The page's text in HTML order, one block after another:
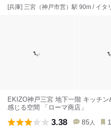
[兵庫] 三宮（神戸市営）駅 90m / イ
EKIZO神戸三宮 地下一階 キッチ
感じる空間 「ローマ商店」
3.38 85 人